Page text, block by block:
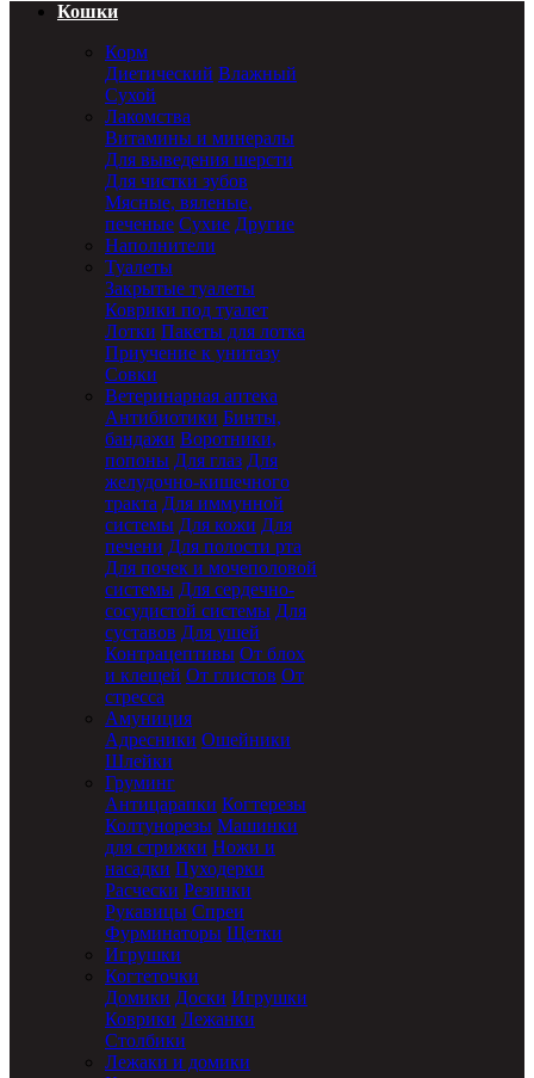
Кошки
Корм
Диетический Влажный
Сухой
Лакомства
Витамины и минералы
Для выведения шерсти
Для чистки зубов
Мясные, вяленые,
печеные Сухие Другие
Наполнители
Туалеты
Закрытые туалеты
Коврики под туалет
Лотки Пакеты для лотка
Приучение к унитазу
Совки
Ветеринарная аптека
Антибиотики Бинты,
бандажи Воротники,
попоны Для глаз Для
желудочно-кишечного
тракта Для иммунной
системы Для кожи Для
печени Для полости рта
Для почек и мочеполовой
системы Для сердечно-
сосудистой системы Для
суставов Для ушей
Контрацептивы От блох
и клещей От глистов От
стресса
Амуниция
Адресники Ошейники
Шлейки
Груминг
Антицарапки Когтерезы
Колтунорезы Машинки
для стрижки Ножи и
насадки Пуходерки
Расчески Резинки
Рукавицы Спреи
Фурминаторы Щетки
Игрушки
Когтеточки
Домики Доски Игрушки
Коврики Лежанки
Столбики
Лежаки и домики